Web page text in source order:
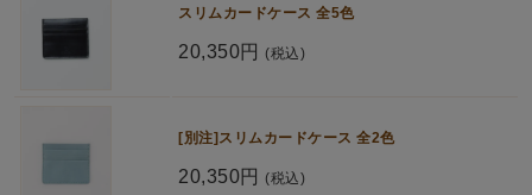
スリムカードケース 全5色
20,350円 (税込)
[別注]スリムカードケース 全2色
20,350円 (税込)